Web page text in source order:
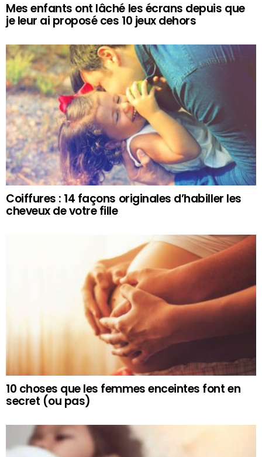
Mes enfants ont lâché les écrans depuis que
je leur ai proposé ces 10 jeux dehors
Coiffures : 14 façons originales d’habiller les
cheveux de votre fille
10 choses que les femmes enceintes font en
secret (ou pas)